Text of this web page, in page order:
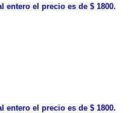
entero el precio es de $ 1800.
entero el precio es de $ 1800.